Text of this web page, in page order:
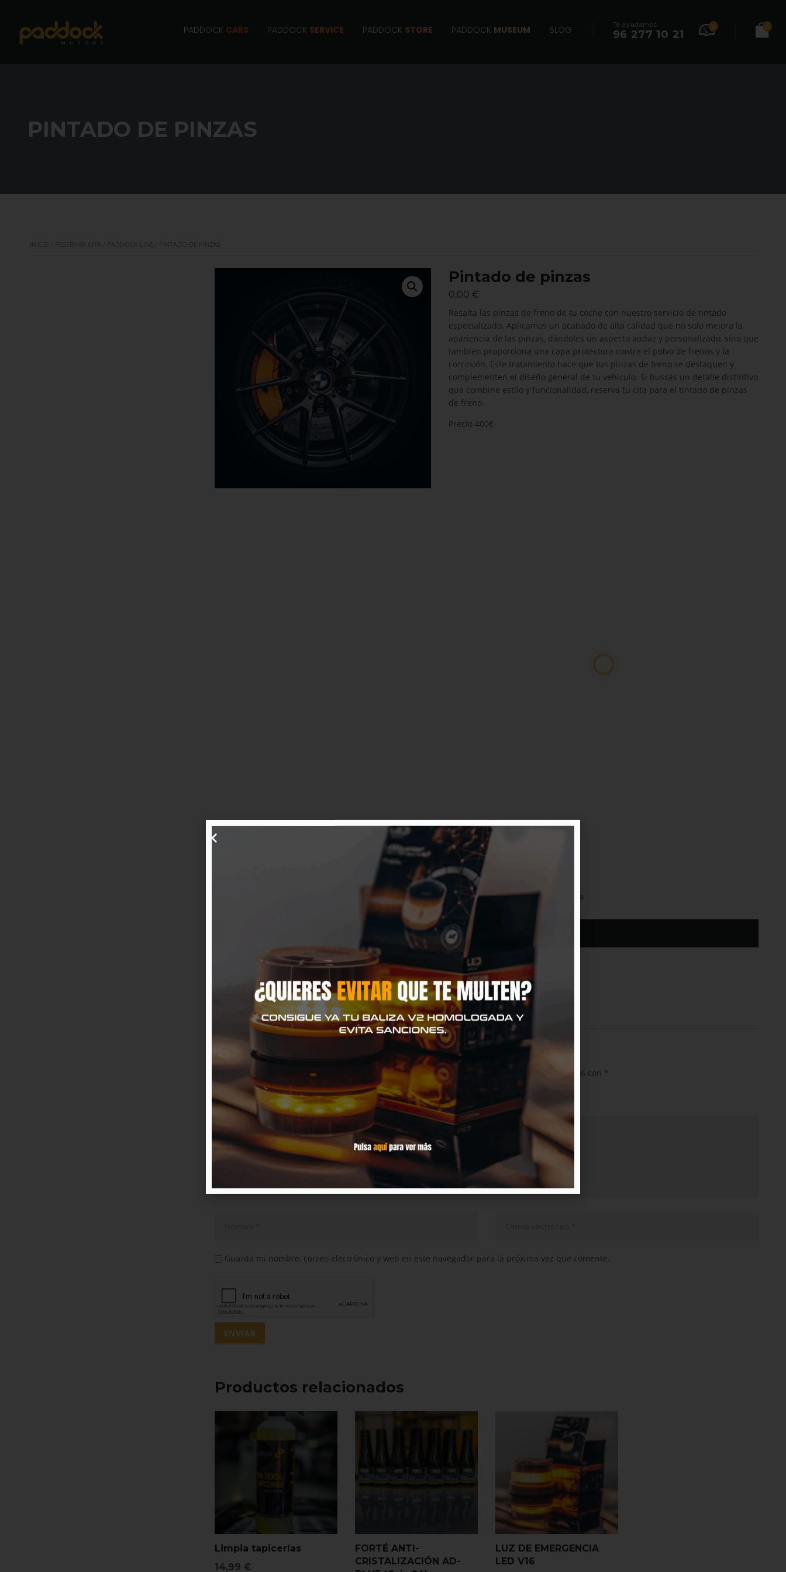
PADDOCK CARS PADDOCK SERVICE PADDOCK STORE PADDOCK MUSEUM BLOG Te ayudamos
96 277 10 21
0 0
PINTADO DE PINZAS
INICIO PADDOCK LINE / PINTADO DE PINZAS
Pintado de pinzas
0,00 €
Resalta las pinzas de freno de tu coche con nuestro servicio de tintado
especializado. Aplicamos un acabado de alta calidad que no solo mejora la
apariencia de las pinzas, dándoles un aspecto audaz y personalizado, sino que
también proporciona una capa protectora contra el polvo de frenos y la
corrosión. Este tratamiento hace que tus pinzas de freno se destaquen y
complementen el diseño general de tu vehículo. Si buscas un detalle distintivo
que combine estilo y funcionalidad, reserva tu cita para el tintado de pinzas
de freno.
Precio 400€
Categorías:Paddock Line, Reservar cita
Opiniones
Todavía no hay comentarios.
SÉ EL PRIMERO EN OPINAR & LDQUO; PINTADO DE PINZAS Y RDQUO;
Tu dirección de correo electrónico no será publicada. Los campos obligatorios están marcados con *
Guarda mi nombre, correo electrónico y web en este navegador para la próxima vez que comente.
Productos relacionados
Limpia tapicerías
14,99 €
FORTÉ ANTI-
CRISTALIZACIÓN AD-
LUZ DE EMERGENCIA
LED V16